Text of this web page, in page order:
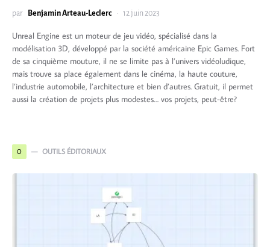
par Benjamin Arteau-Leclerc 12 juin 2023
Unreal Engine est un moteur de jeu vidéo, spécialisé dans la
modélisation 3D, développé par la société américaine Epic Games. Fort
de sa cinquième mouture, il ne se limite pas à l’univers vidéoludique,
mais trouve sa place également dans le cinéma, la haute couture,
l’industrie automobile, l’architecture et bien d’autres. Gratuit, il permet
aussi la création de projets plus modestes… vos projets, peut-être?
O OUTILS ÉDITORIAUX